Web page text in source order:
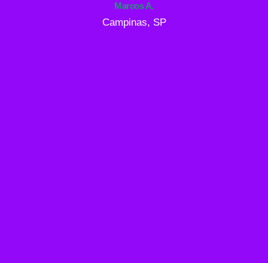
Marcos A.
Campinas, SP